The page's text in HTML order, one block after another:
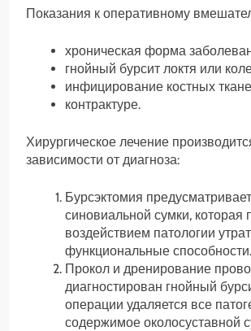
Показания к оперативному
хроническая форма
гнойный бурсит локтя или
инфицирование костных
контрактуре.
Хирургическое лечение
зависимости от диагноза:
Бурсэктомия
синовиальной сумки, которая
воздействием патологии
функциональные способности.
Прокол и дренирование
диагностирован гнойный
операции удаляется все
содержимое околосуставной